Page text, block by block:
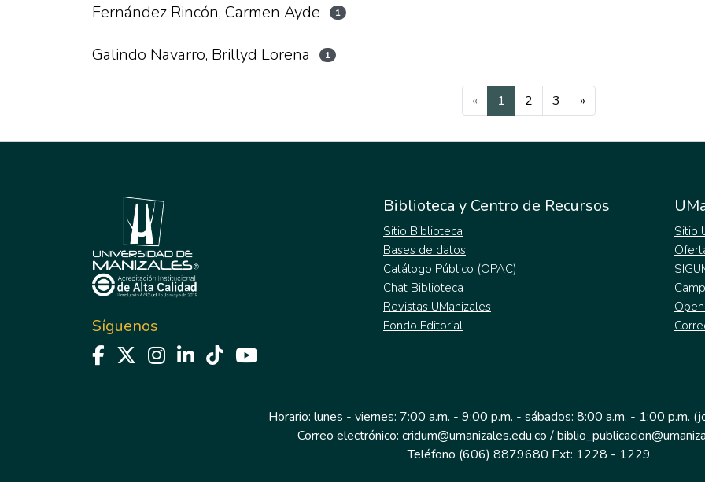
Fernández Rincón, Carmen Ayde 1
Galindo Navarro, Brillyd Lorena 1
« 1 (current)
2 3 »
Síguenos
Biblioteca y Centro de Recursos
Sitio Biblioteca
Bases de datos
Catálogo Público (OPAC)
Chat Biblioteca
Revistas UManizales
Fondo Editorial
Sitio
Horario: lunes - viernes: 7:00 a.m. - 9:00 p.m. - sábados: 8:00 a.m. - 1:00 p.m.
Correo electrónico: cridum@umanizales.edu.co /
Teléfono (606) 8879680 Ext: 1228 - 1229